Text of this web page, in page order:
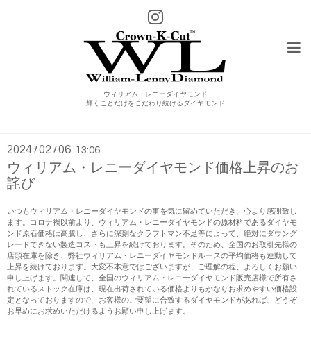
ウィリアム・レニーダイヤモンド
輝くことだけをこだわり続けるダイヤモンド
2024 /02 /06 13:06
ウィリアム・レニーダイヤモンド価格上昇のお
詫び
いつもウィリアム・レニーダイヤモンドの事を気に留めていただき、心より感謝致し
ます。コロナ禍以前より、ウィリアム・レニーダイヤモンドの原材料であるダイヤモ
ンド原石価格は高騰し、さらに深刻なクラフトマン不足等によって、絶対にダウング
レードできない製造コストも上昇を続けております。そのため、全国のお取引先様の
店頭在庫を除き、弊社ウィリアム・レニーダイヤモンドルースの平均価格も連動して
上昇を続けております。大変不本意ではございますが、ご理解の程、よろしくお願い
申し上げます。関連して、全国のウィリアム・レニーダイヤモンド販売店様で所有さ
れているストック在庫は、現在出荷されている価格よりもかなりお求めやすい価格設
定となっておりますので、お客様のご要望に合致するダイヤモンドがあれば、どうぞ
お早めにお求めいただけるようお願い申し上げます。